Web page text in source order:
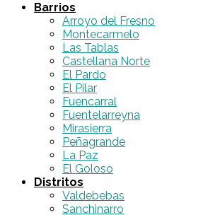
Barrios
Arroyo del Fresno
Montecarmelo
Las Tablas
Castellana Norte
El Pardo
El Pilar
Fuencarral
Fuentelarreyna
Mirasierra
Peñagrande
La Paz
El Goloso
Distritos
Valdebebas
Sanchinarro